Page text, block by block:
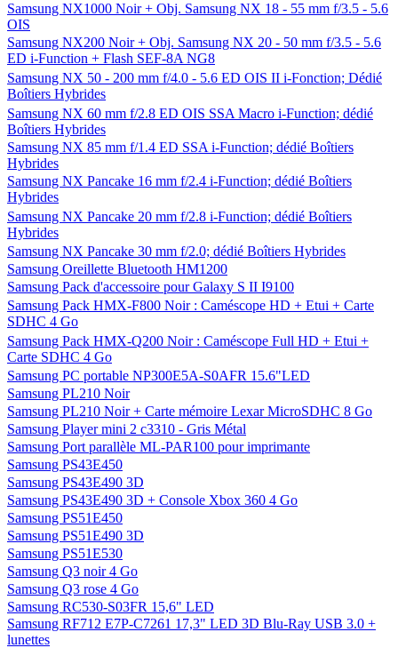
Samsung NX1000 Noir + Obj. Samsung NX 18 - 55 mm f/3.5 - 5.6
OIS
Samsung NX200 Noir + Obj. Samsung NX 20 - 50 mm f/3.5 - 5.6
ED i-Function + Flash SEF-8A NG8
Samsung NX 50 - 200 mm f/4.0 - 5.6 ED OIS II i-Fonction; Dédié
Boîtiers Hybrides
Samsung NX 60 mm f/2.8 ED OIS SSA Macro i-Function; dédié
Boîtiers Hybrides
Samsung NX 85 mm f/1.4 ED SSA i-Function; dédié Boîtiers
Hybrides
Samsung NX Pancake 16 mm f/2.4 i-Function; dédié Boîtiers
Hybrides
Samsung NX Pancake 20 mm f/2.8 i-Function; dédié Boîtiers
Hybrides
Samsung NX Pancake 30 mm f/2.0; dédié Boîtiers Hybrides
Samsung Oreillette Bluetooth HM1200
Samsung Pack d'accessoire pour Galaxy S II I9100
Samsung Pack HMX-F800 Noir : Caméscope HD + Etui + Carte
SDHC 4 Go
Samsung Pack HMX-Q200 Noir : Caméscope Full HD + Etui +
Carte SDHC 4 Go
Samsung PC portable NP300E5A-S0AFR 15.6"LED
Samsung PL210 Noir
Samsung PL210 Noir + Carte mémoire Lexar MicroSDHC 8 Go
Samsung Player mini 2 c3310 - Gris Métal
Samsung Port parallèle ML-PAR100 pour imprimante
Samsung PS43E450
Samsung PS43E490 3D
Samsung PS43E490 3D + Console Xbox 360 4 Go
Samsung PS51E450
Samsung PS51E490 3D
Samsung PS51E530
Samsung Q3 noir 4 Go
Samsung Q3 rose 4 Go
Samsung RC530-S03FR 15,6" LED
Samsung RF712 E7P-C7261 17,3" LED 3D Blu-Ray USB 3.0 +
lunettes